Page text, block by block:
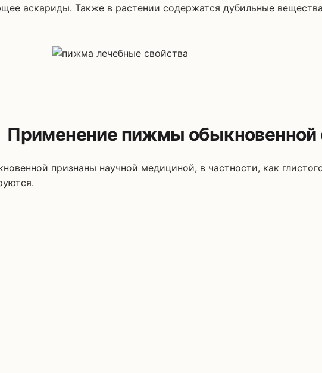
аскариды. Также в растении содержатся дубильные
Применение пижмы обыкновенной
признаны научной медициной, в частности, как